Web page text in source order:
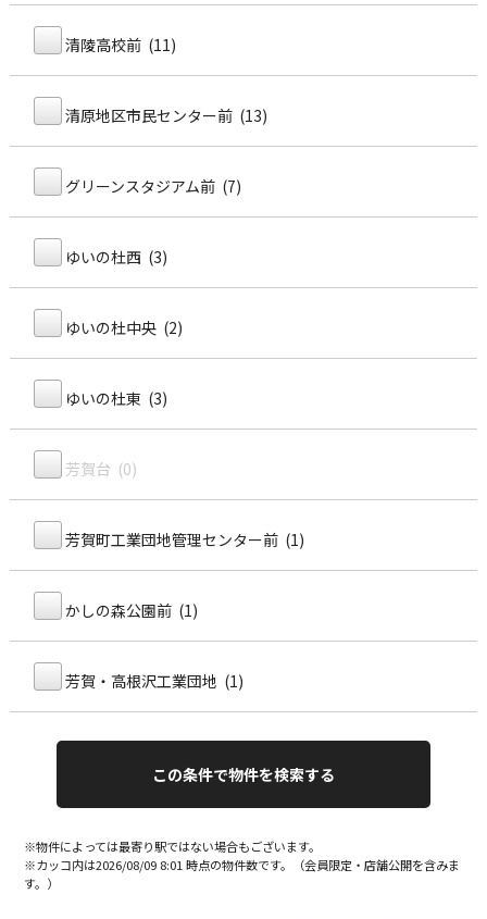
清陵高校前 (11)
清原地区市民センター前 (13)
グリーンスタジアム前 (7)
ゆいの杜西 (3)
ゆいの杜中央 (2)
ゆいの杜東 (3)
芳賀台 (0)
芳賀町工業団地管理センター前 (1)
かしの森公園前 (1)
芳賀・高根沢工業団地 (1)
※物件によっては最寄り駅ではない場合もございます。
※カッコ内は2026/08/09 8:01 時点の物件数です。（会員限定・店舗公開を含みま
す。）